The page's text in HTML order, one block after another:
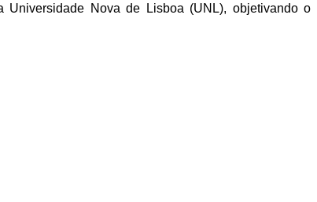
Nova de Lisboa (UNL), objetivando o